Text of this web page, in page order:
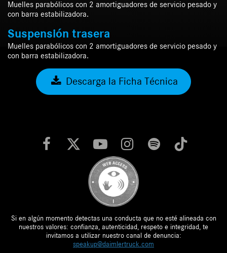
Muelles parabólicos con 2 amortiguadores de servicio pesado y
con barra estabilizadora.
Suspensión trasera
Muelles parabólicos con 2 amortiguadores de servicio pesado y
con barra estabilizadora.
Descarga la Ficha Técnica
Si en algún momento detectas una conducta que no esté alineada con
nuestros valores: confianza, autenticidad, respeto e integridad, te
invitamos a utilizar nuestro canal de denuncia:
speakup@daimlertruck.com